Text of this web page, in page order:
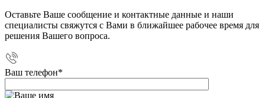
Оставьте Ваше сообщение и контактные данные и наши
специалисты свяжутся с Вами в ближайшее рабочее время для
решения Вашего вопроса.
Ваш телефон*